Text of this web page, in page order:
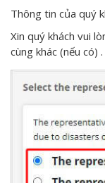
Thông tin của quý
Xin quý khách vui
cùng khác (nếu có) .